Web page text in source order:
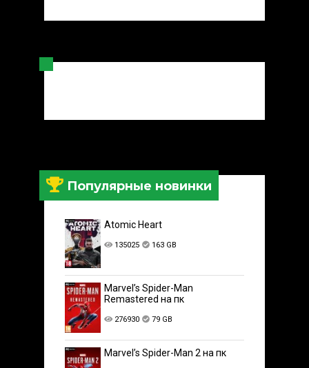
Популярные новинки
Atomic Heart
135025 163 GB
Marvel’s Spider-Man
Remastered на пк
276930 79 GB
Marvel’s Spider-Man 2 на пк